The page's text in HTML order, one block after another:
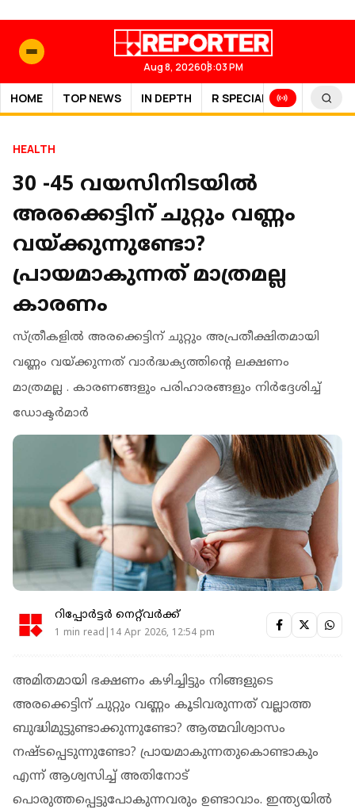
Aug 8, 202608:03 PM
HOME TOP NEWS IN DEPTH R SPECIAL SPORTS
HEALTH
30 -45 വയസിനിടയില്‍
അരക്കെട്ടിന് ചുറ്റും വണ്ണം
വയ്ക്കുന്നുണ്ടോ?
പ്രായമാകുന്നത് മാത്രമല്ല
കാരണം
സ്ത്രീകളില്‍ അരക്കെട്ടിന് ചുറ്റും അപ്രതീക്ഷിതമായി
വണ്ണം വയ്ക്കുന്നത് വാര്‍ദ്ധക്യത്തിന്റെ ലക്ഷണം
മാത്രമല്ല . കാരണങ്ങളും പരിഹാരങ്ങളും നിര്‍ദ്ദേശിച്ച്
ഡോക്ടര്‍മാര്‍
റിപ്പോർട്ടർ നെറ്റ്‌വര്‍ക്ക്‌
1 min read|14 Apr 2026, 12:54 pm
അമിതമായി ഭക്ഷണം കഴിച്ചിട്ടും നിങ്ങളുടെ
അരക്കെട്ടിന് ചുറ്റും വണ്ണം കൂടിവരുന്നത് വല്ലാത്ത
ബുദ്ധിമുട്ടുണ്ടാക്കുന്നുണ്ടോ? ആത്മവിശ്വാസം
നഷ്ടപ്പെടുന്നുണ്ടോ? പ്രായമാകുന്നതുകൊണ്ടാകും
എന്ന് ആശ്വസിച്ച് അതിനോട്
പൊരുത്തപ്പെട്ടുപോകുന്നവരും ഉണ്ടാവാം. ഇന്ത്യയില്‍